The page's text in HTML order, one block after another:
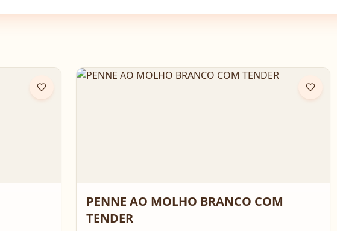
PENNE AO MOLHO BRANCO COM
TENDER